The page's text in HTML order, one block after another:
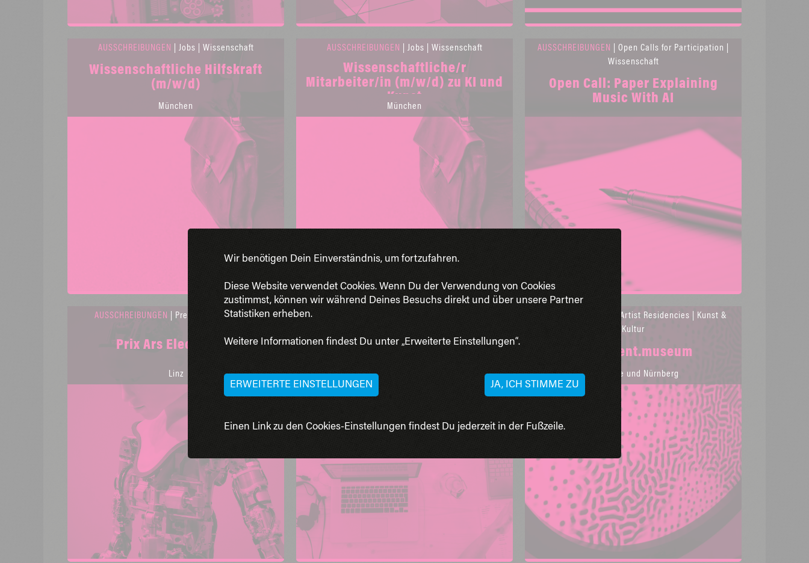
AUSSCHREIBUNGEN | Jobs | Wissenschaft
Wissenschaftliche Hilfskraft
(m/w/d)
München
AUSSCHREIBUNGEN | Jobs | Wissenschaft
Wissenschaftliche/r
Mitarbeiter/in (m/w/d) zu KI und
Kunst
München
AUSSCHREIBUNGEN
| Open Calls for Participation |
Wissenschaft
Open Call: Paper Explaining
Music With AI
AUSSCHREIBUNGEN | Preis | Kunst & Kultur
Prix Ars Electronica
Linz
AUSSCHREIBUNGEN
Bundeswettbewerb Künstliche
| Artist Residencies | Kunst &
Kultur
intelligent.museum
Karlsruhe und Nürnberg
Wir benötigen Dein Einverständnis, um fortzufahren.
Diese Website verwendet Cookies. Wenn Du der Verwendung von Cookies
zustimmst, können wir während Deines Besuchs direkt und über unsere Partner
Statistiken erheben.
Weitere Informationen findest Du unter „Erweiterte Einstellungen“.
ERWEITERTE EINSTELLUNGEN JA, ICH STIMME ZU
Einen Link zu den Cookies-Einstellungen findest Du jederzeit in der Fußzeile.